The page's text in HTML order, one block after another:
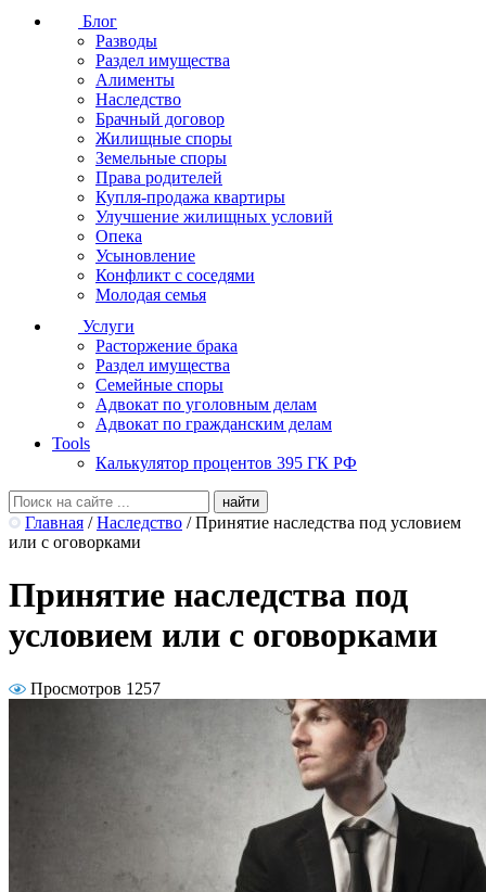
Блог
Разводы
Раздел имущества
Алименты
Наследство
Брачный договор
Жилищные споры
Земельные споры
Права родителей
Купля-продажа квартиры
Улучшение жилищных условий
Опека
Усыновление
Конфликт с соседями
Молодая семья
Услуги
Расторжение брака
Раздел имущества
Семейные споры
Адвокат по уголовным делам
Адвокат по гражданским делам
Tools
Калькулятор процентов 395 ГК РФ
Главная / Наследство / Принятие наследства под условием
или с оговорками
Принятие наследства под
условием или с оговорками
Просмотров 1257